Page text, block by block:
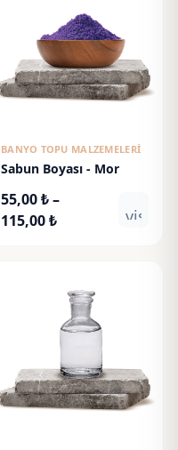
BANYO TOPU MALZEMELERI
Sabun Boyası - Mor
55,00₺–
115,00₺Fiyat
115,00 ₺